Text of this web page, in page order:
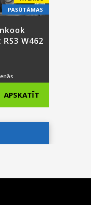
PASŪTĀMAS
W462
APSKATĪT